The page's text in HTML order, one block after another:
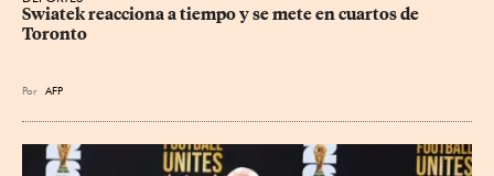
Swiatek reacciona a tiempo y se mete en cuartos de
Toronto
Por AFP